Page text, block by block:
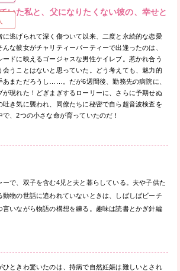
いた私と、父になりたくない彼の、幸せと
に逃げられて深く傷ついて以来、二度と永続的な恋愛
な彼女がチャリティーパーティーで出逢ったのは、
ドに映えるゴージャスな男性ケイレブ。惹かれ合う
会うことはないと思っていた。どう考えても、魅力的
あまただろうし……。だが6週間後、勤務先の病院に、
が現れた！どぎまぎするローリーに、さらに予期せぬ
き気に襲われ、同僚たちに秘密で自ら超音波検査を
、2つの小さな命が育っていたのだ！
ーで、双子を含む4児と夫と暮らしている。夫や子供た
動物の世話に追われていないときは、しばしばビーチ
言いながら物語の構想を練る。趣味は読書とかぎ針編
ひときわ驚いたのは、持病で自然妊娠は難しいとされ